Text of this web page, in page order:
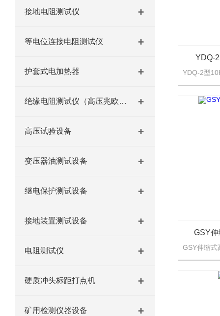
接地电阻测试仪
等电位连接电阻测试仪
护套式电加热器
绝缘电阻测试仪（高压兆欧表）
高压试验设备
变压器油测试设备
继电保护测试设备
接地装置测试设备
电阻测试仪
硬质冲头标距打点机
矿用检测仪器设备
YDQ-
GSY